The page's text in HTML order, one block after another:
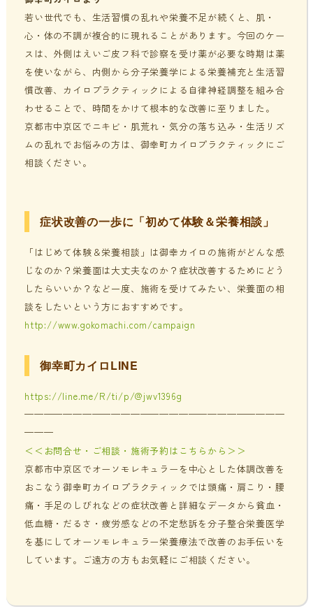
若い世代でも、生活習慣の乱れや栄養不足が続くと、肌・
心・体の不調が複合的に現れることがあります。今回のケー
スは、外側はえいご皮フ科で診察を受け薬が必要な時期は薬
を使いながら、内側から分子栄養学による栄養補充と生活習
慣改善、カイロプラクティックによる自律神経調整を組み合
わせることで、時間をかけて根本的な改善に至りました。
京都市中京区でニキビ・肌荒れ・気分の落ち込み・生活リズ
ムの乱れでお悩みの方は、御幸町カイロプラクティックにご
相談ください。
症状改善の一歩に「初めて体験＆栄養相談」
「はじめて体験＆栄養相談」は御幸カイロの施術がどんな感
じなのか？栄養面は大丈夫なのか？症状改善するためにどう
したらいいか？など一度、施術を受けてみたい、栄養面の相
談をしたいという方におすすめです。
http://www.gokomachi.com/campaign
御幸町カイロLINE
https://line.me/R/ti/p/@jwv1396g
———————————————————————————
———
＜＜お問合せ・ご相談・施術予約はこちらから＞＞
京都市中京区でオーソモレキュラーを中心とした体調改善を
おこなう御幸町カイロプラクティックでは頭痛・肩こり・腰
痛・手足のしびれなどの症状改善と詳細なデータから貧血・
低血糖・だるさ・疲労感などの不定愁訴を分子整合栄養医学
を基にしてオーソモレキュラー栄養療法で改善のお手伝いを
しています。ご遠方の方もお気軽にご相談ください。